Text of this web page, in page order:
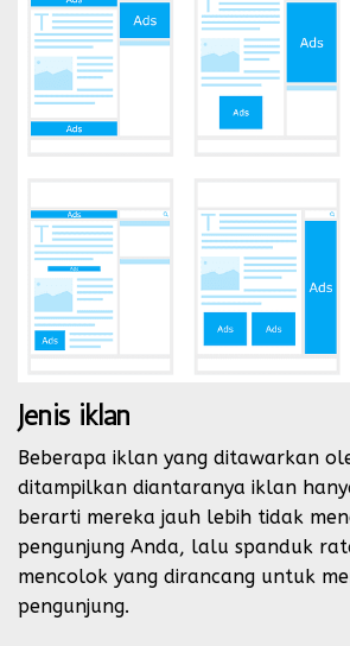
Jenis iklan
Beberapa iklan yang ditawarkan
ditampilkan diantaranya iklan
berarti mereka jauh lebih tidak
pengunjung Anda, lalu spanduk
mencolok yang dirancang untuk
pengunjung.